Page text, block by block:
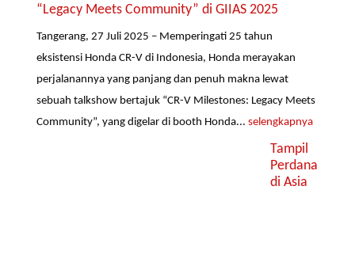
“Legacy Meets Community” di GIIAS 2025
Tangerang, 27 Juli 2025 – Memperingati 25 tahun
eksistensi Honda CR-V di Indonesia, Honda merayakan
perjalanannya yang panjang dan penuh makna lewat
sebuah talkshow bertajuk “CR-V Milestones: Legacy Meets
Community”, yang digelar di booth Honda...selengkapnya
Tampil
Perdana
di Asia